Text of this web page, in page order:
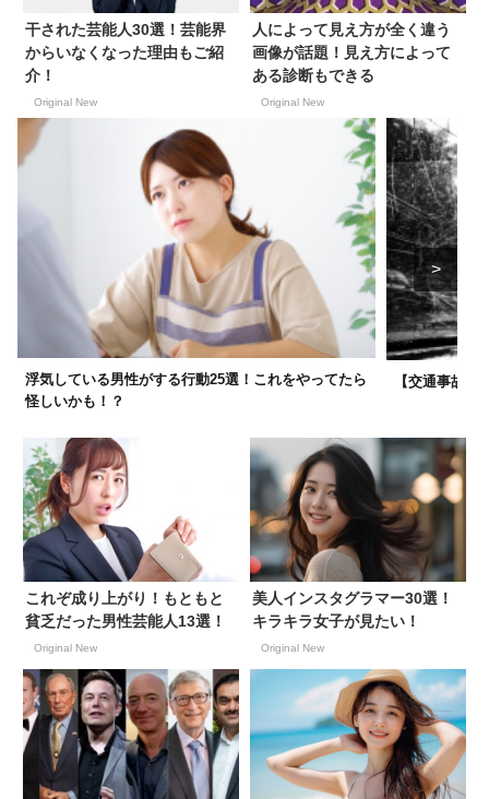
干された芸能人30選！芸能界
からいなくなった理由もご紹
介！
Original New
人によって見え方が全く違う
画像が話題！見え方によって
ある診断もできる
Original New
浮気している男性がする行動25選！これをやってたら
怪しいかも！？
【交通事故】
これぞ成り上がり！もともと
貧乏だった男性芸能人13選！
Original New
美人インスタグラマー30選！
キラキラ女子が見たい！
Original New